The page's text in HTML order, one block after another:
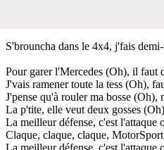
S'brouncha dans le 4x4, j'fais
Pour garer l'Mercedes (Oh), il faut
J'vais ramener toute la tess (Oh),
J'pense qu'à rouler ma bosse (Oh),
La p'tite, elle veut deux gosses
La meilleur défense, c'est l'attaque
Claque, claque, claque,
La meilleur défense, c'est l'attaque